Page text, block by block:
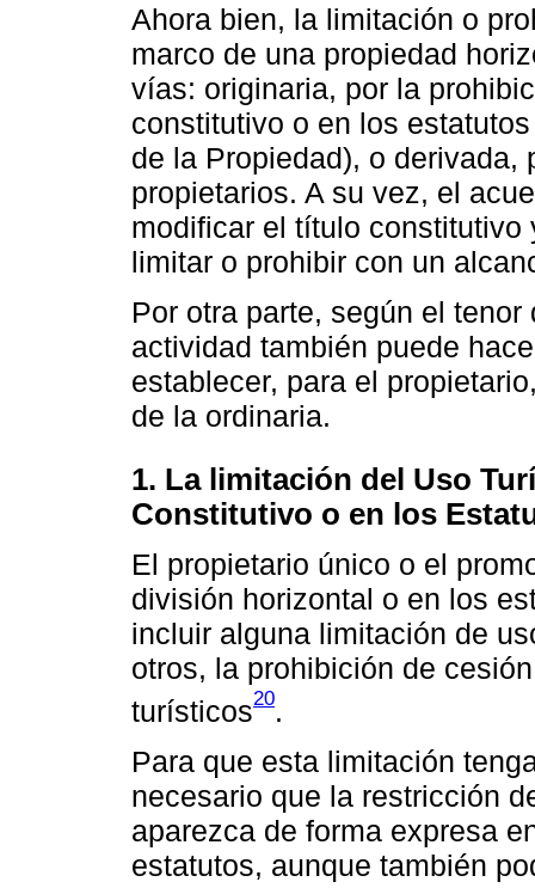
Ahora bien, la limitación o
marco de una propiedad
vías: originaria, por la
constitutivo o en los
de la Propiedad), o derivada,
propietarios. A su vez, el
modificar el título
limitar o prohibir con un
Por otra parte, según el
actividad también puede
establecer, para el
de la ordinaria.
1. La limitación del Uso
Constitutivo o en los
El propietario único o el
división horizontal o en los
incluir alguna limitación de
otros, la prohibición de
turísticos20.
Para que esta limitación
necesario que la restricción
aparezca de forma expresa
estatutos, aunque también